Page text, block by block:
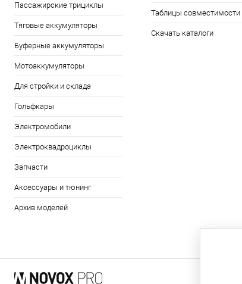
Пассажирские трициклы
Тяговые аккумуляторы
Буферные аккумуляторы
Мотоаккумуляторы
Для стройки и склада
Гольфкары
Электромобили
Электроквадроциклы
Запчасти
Аксессуары и тюнинг
Архив моделей
Таблицы совместимости
Скачать каталоги